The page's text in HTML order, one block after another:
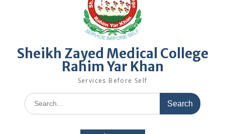
Sheikh Zayed Medical College
Rahim Yar Khan
Services Before Self
Search
for: